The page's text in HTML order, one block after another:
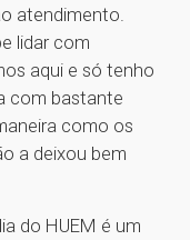
atendimento.
lidar com
aqui e só tenho
com bastante
como os
a deixou bem
do HUEM é um